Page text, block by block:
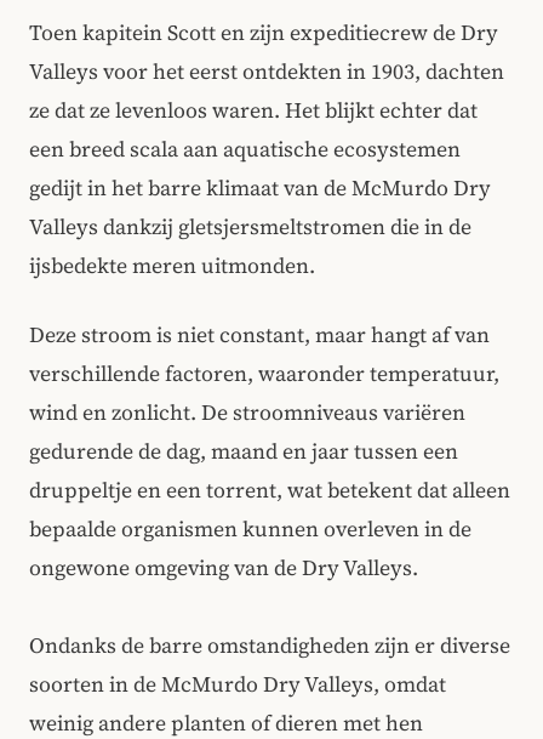
Toen kapitein Scott en zijn expeditiecrew de Dry
Valleys voor het eerst ontdekten in 1903, dachten
ze dat ze levenloos waren. Het blijkt echter dat
een breed scala aan aquatische ecosystemen
gedijt in het barre klimaat van de McMurdo Dry
Valleys dankzij gletsjersmeltstromen die in de
ijsbedekte meren uitmonden.
Deze stroom is niet constant, maar hangt af van
verschillende factoren, waaronder temperatuur,
wind en zonlicht. De stroomniveaus variëren
gedurende de dag, maand en jaar tussen een
druppeltje en een torrent, wat betekent dat alleen
bepaalde organismen kunnen overleven in de
ongewone omgeving van de Dry Valleys.
Ondanks de barre omstandigheden zijn er diverse
soorten in de McMurdo Dry Valleys, omdat
weinig andere planten of dieren met hen